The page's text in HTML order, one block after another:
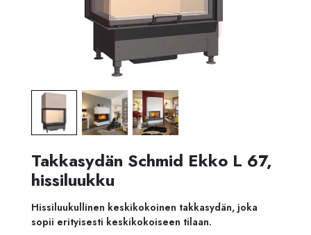
Takkasydän Schmid Ekko L 67,
hissiluukku
Hissiluukullinen keskikokoinen takkasydän, joka
sopii erityisesti keskikokoiseen tilaan.